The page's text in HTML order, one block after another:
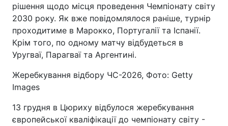
рішення щодо місця проведення Чемпіонату світу
2030 року. Як вже повідомлялося раніше, турнір
проходитиме в Марокко, Португалії та Іспанії.
Крім того, по одному матчу відбудеться в
Уругваї, Парагваї та Аргентині.
Жеребкування відбору ЧС-2026, Фото: Getty
Images
13 грудня в Цюриху відбулося жеребкування
європейської кваліфікації до чемпіонату світу -